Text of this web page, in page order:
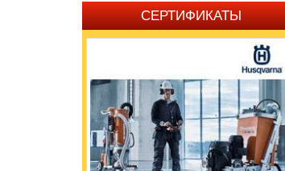
СЕРТИФИКАТЫ